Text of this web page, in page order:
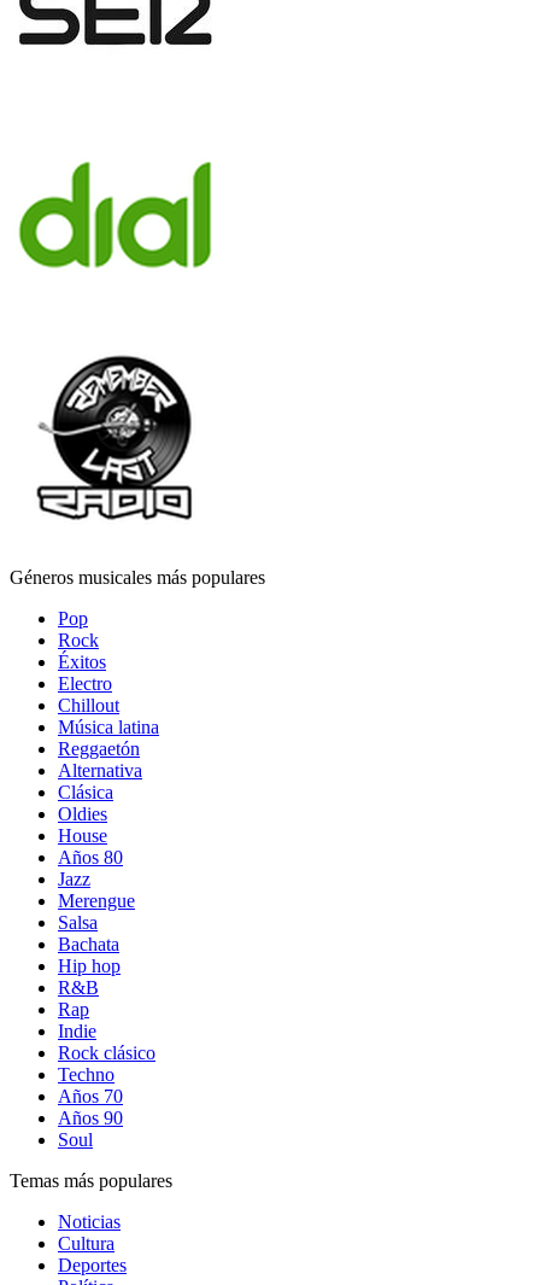
Géneros musicales más populares
Pop
Rock
Éxitos
Electro
Chillout
Música latina
Reggaetón
Alternativa
Clásica
Oldies
House
Años 80
Jazz
Merengue
Salsa
Bachata
Hip hop
R&B
Rap
Indie
Rock clásico
Techno
Años 70
Años 90
Soul
Temas más populares
Noticias
Cultura
Deportes